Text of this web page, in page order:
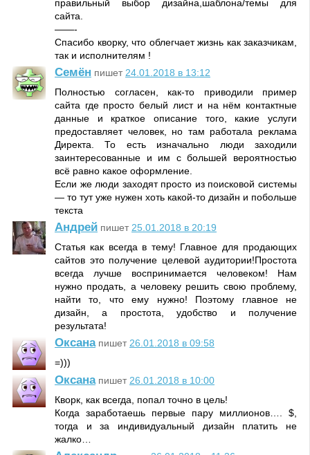
правильный выбор дизайна,шаблона/темы для
сайта.
——-
Спасибо кворку, что облегчает жизнь как заказчикам,
так и исполнителям !
Семён пишет 24.01.2018 в 13:12
Полностью согласен, как-то приводили пример
сайта где просто белый лист и на нём контактные
данные и краткое описание того, какие услуги
предоставляет человек, но там работала реклама
Директа. То есть изначально люди заходили
заинтересованные и им с большей вероятностью
всё равно какое оформление.
Если же люди заходят просто из поисковой системы
— то тут уже нужен хоть какой-то дизайн и побольше
текста
Андрей пишет 25.01.2018 в 20:19
Статья как всегда в тему! Главное для продающих
сайтов это получение целевой аудитории!Простота
всегда лучше воспринимается человеком! Нам
нужно продать, а человеку решить свою проблему,
найти то, что ему нужно! Поэтому главное не
дизайн, а простота, удобство и получение
результата!
Оксанапишет 26.01.2018 в 09:58
=)))
Оксанапишет 26.01.2018 в 10:00
Кворк, как всегда, попал точно в цель!
Когда заработаешь первые пару миллионов…. $,
тогда и за индивидуальный дизайн платить не
жалко…